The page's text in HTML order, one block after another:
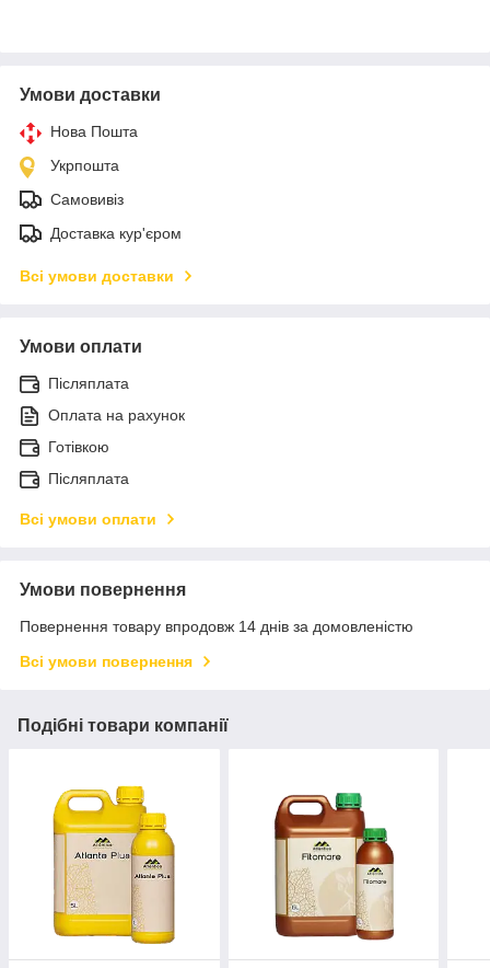
Умови доставки
Нова Пошта
Укрпошта
Самовивіз
Доставка кур'єром
Всі умови доставки
Умови оплати
Післяплата
Оплата на рахунок
Готівкою
Післяплата
Всі умови оплати
Умови повернення
Повернення товару впродовж 14 днів за домовленістю
Всі умови повернення
Подібні товари компанії